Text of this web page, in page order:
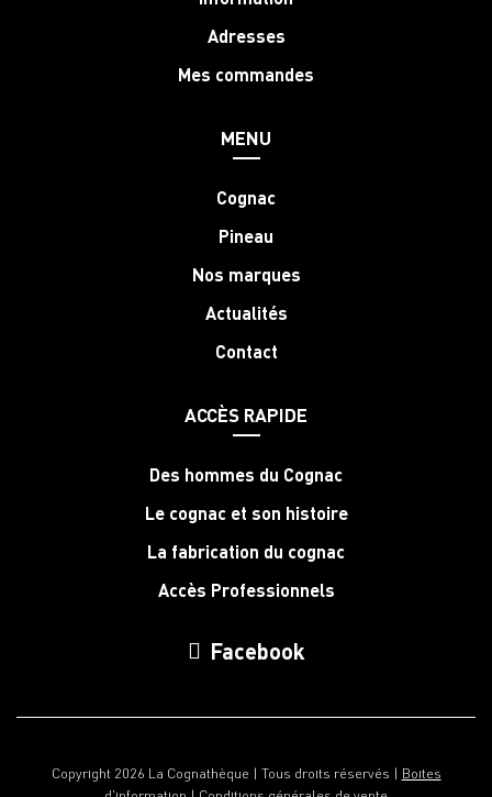
Adresses
Mes commandes
MENU
Cognac
Pineau
Nos marques
Actualités
Contact
ACCÈS RAPIDE
Des hommes du Cognac
Le cognac et son histoire
La fabrication du cognac
Accès Professionnels
Facebook
Copyright 2026 La Cognathèque | Tous droits réservés | Boites